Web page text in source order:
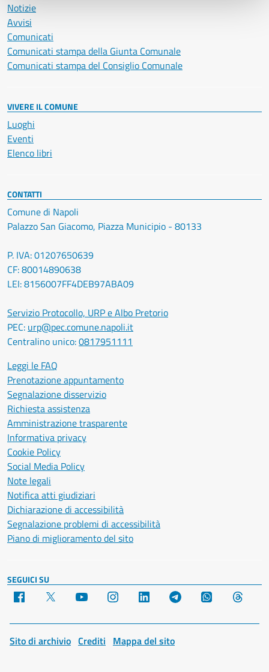
Notizie
Avvisi
Comunicati
Comunicati stampa della Giunta Comunale
Comunicati stampa del Consiglio Comunale
VIVERE IL COMUNE
Luoghi
Eventi
Elenco libri
CONTATTI
Comune di Napoli
Palazzo San Giacomo, Piazza Municipio - 80133
P. IVA: 01207650639
CF: 80014890638
LEI: 8156007FF4DEB97ABA09
Servizio Protocollo, URP e Albo Pretorio
PEC: urp@pec.comune.napoli.it
Centralino unico:0817951111
Leggi le FAQ
Prenotazione appuntamento
Segnalazione disservizio
Richiesta assistenza
Amministrazione trasparente
Informativa privacy
Cookie Policy
Social Media Policy
Note legali
Notifica atti giudiziari
Dichiarazione di accessibilità
Segnalazione problemi di accessibilità
Piano di miglioramento del sito
SEGUICI SU
Facebook YouTube Instagram LinkedIn Telegram WhatsApp
Sito di archivio Crediti Mappa del sito